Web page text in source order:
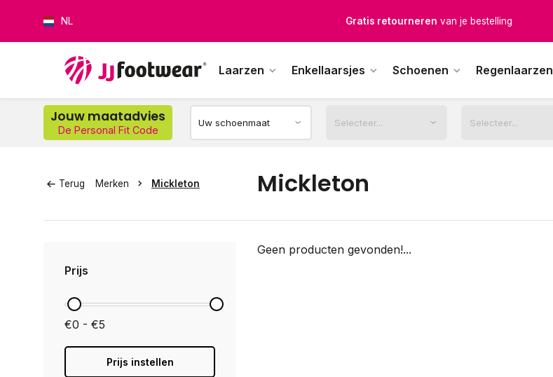
NL Gratis retourneren van je bestelling
Laarzen Enkellaarsjes Schoenen Regenlaarzen
Jouw maatadvies
De Personal Fit Code
Terug Merken Mickleton Mickleton
Prijs
€0 - €5
Prijs instellen
Geen producten gevonden!...